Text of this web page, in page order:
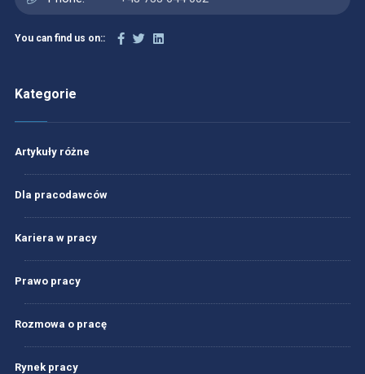
You can find us on::
Kategorie
Artykuły różne
Dla pracodawców
Kariera w pracy
Prawo pracy
Rozmowa o pracę
Rynek pracy